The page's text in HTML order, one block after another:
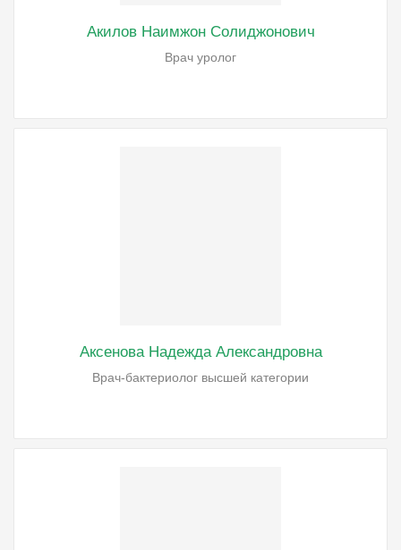
Акилов Наимжон Солиджонович
Врач уролог
Аксенова Надежда Александровна
Врач-бактериолог высшей категории